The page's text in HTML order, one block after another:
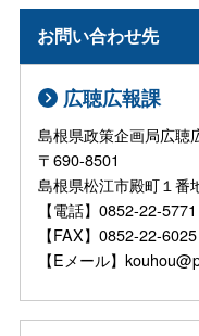
お問い合わせ先
広聴広報課
島根県政策企画局広聴
〒690-8501
島根県松江市殿町
【電話】0852-22-5771
【FAX】0852-22-6025
【Eメール】